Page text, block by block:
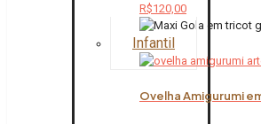
R$120,00
Infantil
Ovelha Amigurumi